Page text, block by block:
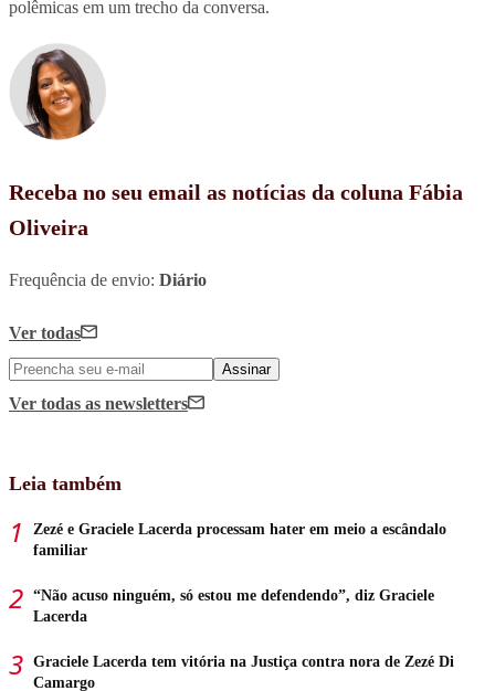
polêmicas em um trecho da conversa.
Receba no seu email as notícias da coluna Fábia
Oliveira
Frequência de envio: Diário
Ver todas
Assinar
Ver todas as newsletters
Leia também
Zezé e Graciele Lacerda processam hater em meio a escândalo
familiar
“Não acuso ninguém, só estou me defendendo”, diz Graciele
Lacerda
Graciele Lacerda tem vitória na Justiça contra nora de Zezé Di
Camargo